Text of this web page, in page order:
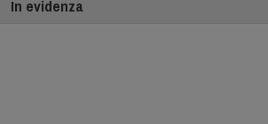
In evidenza